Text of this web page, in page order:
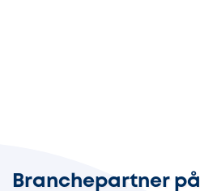
Branchepartner på